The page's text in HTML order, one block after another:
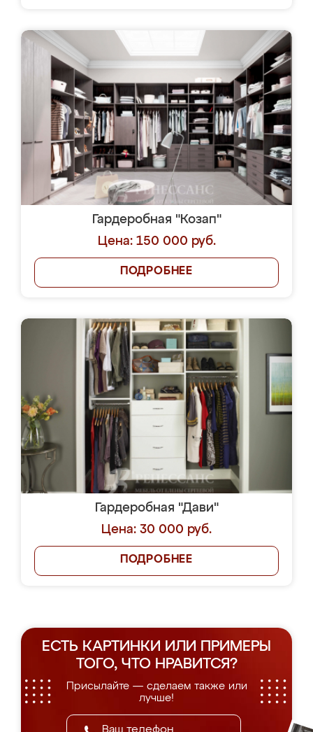
Гардеробная "Козап"
Цена: 150 000 руб.
ПОДРОБНЕЕ
Гардеробная "Дави"
Цена: 30 000 руб.
ПОДРОБНЕЕ
ЕСТЬ КАРТИНКИ ИЛИ ПРИМЕРЫ
ТОГО, ЧТО НРАВИТСЯ?
Присылайте — сделаем также или
лучше!